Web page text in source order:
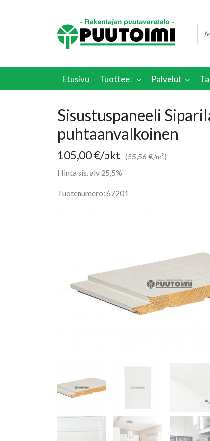
Etusivu Tuotteet Palvelut
Sisustuspaneeli
puhtaanvalkoinen
105,00€/pkt (55,56 €/m²)
Hinta sis. alv 25,5%
Tuotenumero: 67201